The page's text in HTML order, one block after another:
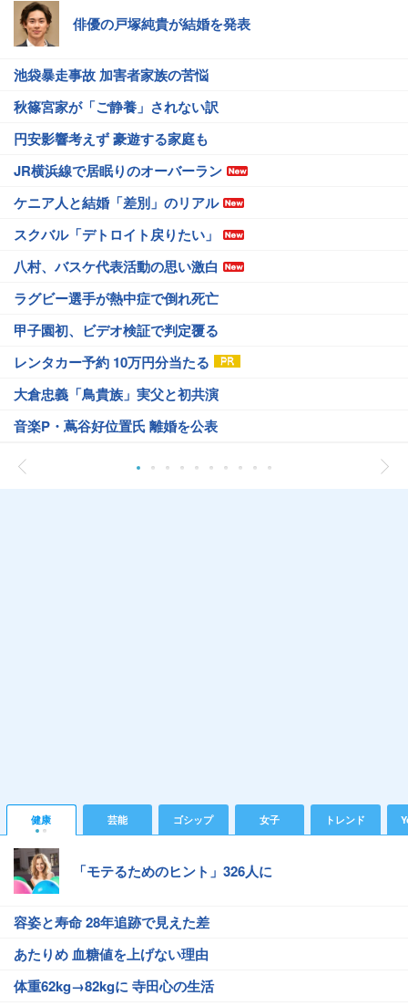
俳優の戸塚純貴が結婚を発表
池袋暴走事故 加害者家族の苦悩
秋篠宮家が「ご静養」されない訳
円安影響考えず 豪遊する家庭も
JR横浜線で居眠りのオーバーラン
ケニア人と結婚「差別」のリアル
スクバル「デトロイト戻りたい」
八村、バスケ代表活動の思い激白
ラグビー選手が熱中症で倒れ死亡
甲子園初、ビデオ検証で判定覆る
レンタカー予約 10万円分当たる
大倉忠義「鳥貴族」実父と初共演
音楽P・蔦谷好位置氏 離婚を公表
健康 芸能 ゴシップ 女子 トレンド
「モテるためのヒント」326人に
容姿と寿命 28年追跡で見えた差
あたりめ 血糖値を上げない理由
体重62kg→82kgに 寺田心の生活